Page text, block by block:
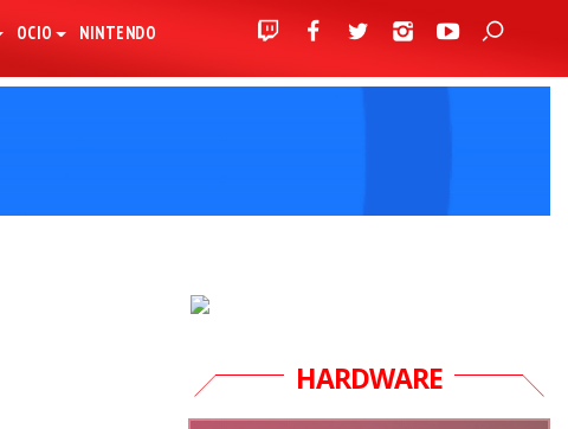
OCIO NINTENDO
HARDWARE